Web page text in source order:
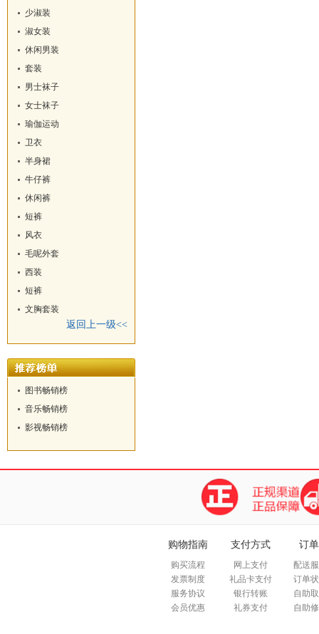
少淑装
淑女装
休闲男装
套装
男士袜子
女士袜子
瑜伽运动
卫衣
半身裙
牛仔裤
休闲裤
短裤
风衣
毛呢外套
西装
短裤
文胸套装
返回上一级<<
图书畅销榜
音乐畅销榜
影视畅销榜
购物指南
购买流程
发票制度
服务协议
会员优惠
支付方式
网上支付
礼品卡支付
银行转账
礼券支付
订
配送
订单
自助
自助